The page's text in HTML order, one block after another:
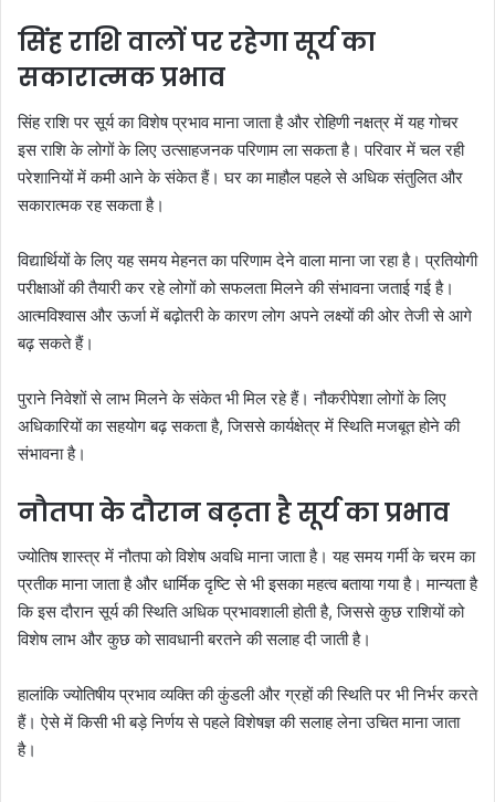
सिंह राशि वालों पर रहेगा सूर्य का
सकारात्मक प्रभाव
सिंह राशि पर सूर्य का विशेष प्रभाव माना जाता है और रोहिणी नक्षत्र में यह गोचर
इस राशि के लोगों के लिए उत्साहजनक परिणाम ला सकता है। परिवार में चल रही
परेशानियों में कमी आने के संकेत हैं। घर का माहौल पहले से अधिक संतुलित और
सकारात्मक रह सकता है।
विद्यार्थियों के लिए यह समय मेहनत का परिणाम देने वाला माना जा रहा है। प्रतियोगी
परीक्षाओं की तैयारी कर रहे लोगों को सफलता मिलने की संभावना जताई गई है।
आत्मविश्वास और ऊर्जा में बढ़ोतरी के कारण लोग अपने लक्ष्यों की ओर तेजी से आगे
बढ़ सकते हैं।
पुराने निवेशों से लाभ मिलने के संकेत भी मिल रहे हैं। नौकरीपेशा लोगों के लिए
अधिकारियों का सहयोग बढ़ सकता है, जिससे कार्यक्षेत्र में स्थिति मजबूत होने की
संभावना है।
नौतपा के दौरान बढ़ता है सूर्य का प्रभाव
ज्योतिष शास्त्र में नौतपा को विशेष अवधि माना जाता है। यह समय गर्मी के चरम का
प्रतीक माना जाता है और धार्मिक दृष्टि से भी इसका महत्व बताया गया है। मान्यता है
कि इस दौरान सूर्य की स्थिति अधिक प्रभावशाली होती है, जिससे कुछ राशियों को
विशेष लाभ और कुछ को सावधानी बरतने की सलाह दी जाती है।
हालांकि ज्योतिषीय प्रभाव व्यक्ति की कुंडली और ग्रहों की स्थिति पर भी निर्भर करते
हैं। ऐसे में किसी भी बड़े निर्णय से पहले विशेषज्ञ की सलाह लेना उचित माना जाता
है।